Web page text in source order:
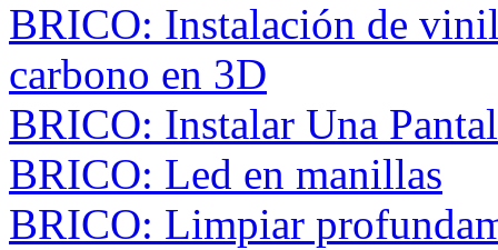
BRICO: Instalación de
carbono en 3D
BRICO: Instalar Una
BRICO: Led en manillas
BRICO: Limpiar